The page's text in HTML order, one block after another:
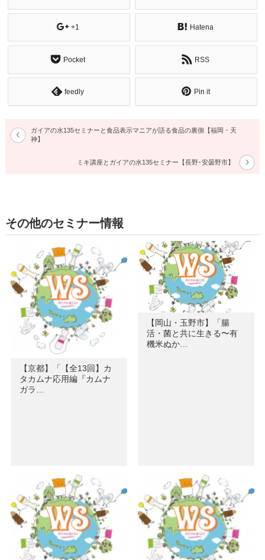
+1 Hatena
Pocket RSS
feedly Pin it
ガイアの水135セミナーと食品表示マニアが語る食品の裏側【福岡・天
神】
ミキ講座とガイアの水135セミナー【長野･安曇野市】
その他のセミナー情報
【京都】「【全13回】カ
タカムナ応用編『カムナ
ガラ…
【岡山・玉野市】「腸
活・菌と共に生きる〜有
機米ぬか…